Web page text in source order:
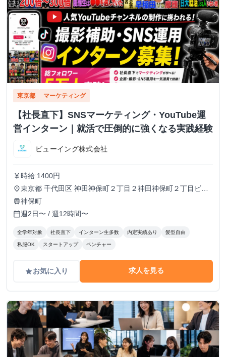
東京都 マーケティング
【社長直下】SNSマーケティング・YouTube運
営インターン｜就活で圧倒的に強くなる実践経験
ビューイング株式会社
currency_yen 時給:1400円
place東京都 千代田区 神田神保町２丁目２神田神保町２丁目ビル
５０２号室
train神保町
calendar_today週2日〜 / 週12時間〜
全学年対象 社長直下 インターン生多数 内定実績あり 髪型自由
私服OK スタートアップ ベンチャー
gradeお気に入り 求人を見る